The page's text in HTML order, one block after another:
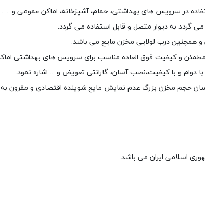
در سرویس های بهداشتی، حمام، آشپزخانه، اماکن عمومی و ...
و همچنین درب لولایی مخزن مایع می باشد.
و کیفیت فوق العاده مناسب برای سرویس های بهداشتی
دوام و با کیفیت،نصب آسان، گارانتی تعویض و ... اشاره نمود.
آسان حجم مخزن بزرگ عدم نمایش مایع شوینده اقتصادی و مقرون
اسلامی ایران می باشد.